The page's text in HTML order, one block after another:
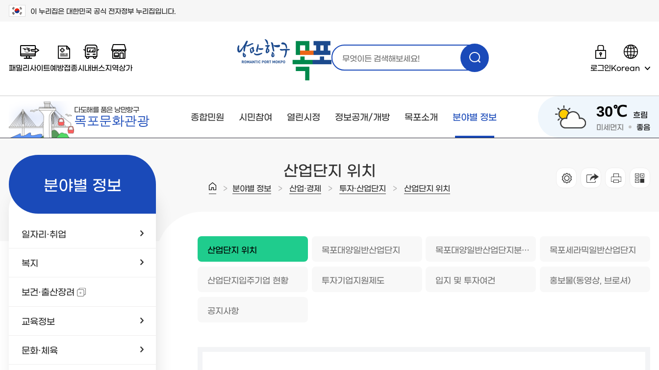
이 누리집은 대한민국 공식 전자정부 누리집입니다.
패밀리사이트예방접종시내버스지역상가 로그인Korean
다도해를 품은 낭만항구
목포문화관광 종합민원 시민참여 열린시정 정보공개/개방 목포소개 분야별 정보 30℃ 흐림
미세먼지 좋음
산업단지 위치
> 분야별 정보 > 산업·경제 > 투자·산업단지 > 산업단지 위치
분야별 정보
일자리·취업
복지
보건·출산장려
교육정보
문화·체육
산업단지 위치 목포대양일반산업단지 목포대양일반산업단지분양공고 목포세라믹일반산업단지
산업단지입주기업 현황 투자기업지원제도 입지 및 투자여건 홍보물(동영상, 브로셔)
공지사항